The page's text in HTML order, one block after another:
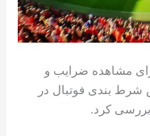
مشاهده ضرایب و
شرط بندی فوتبال در
بررسی کرد.